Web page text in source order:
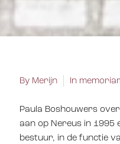
By Merijn In
Paula Boshouwers
aan op Nereus in 1995
bestuur, in de functie